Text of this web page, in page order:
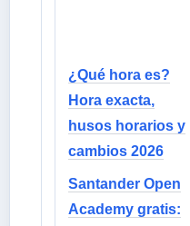
¿Qué hora es?
Hora exacta,
husos horarios y
cambios 2026
Santander Open
Academy gratis: